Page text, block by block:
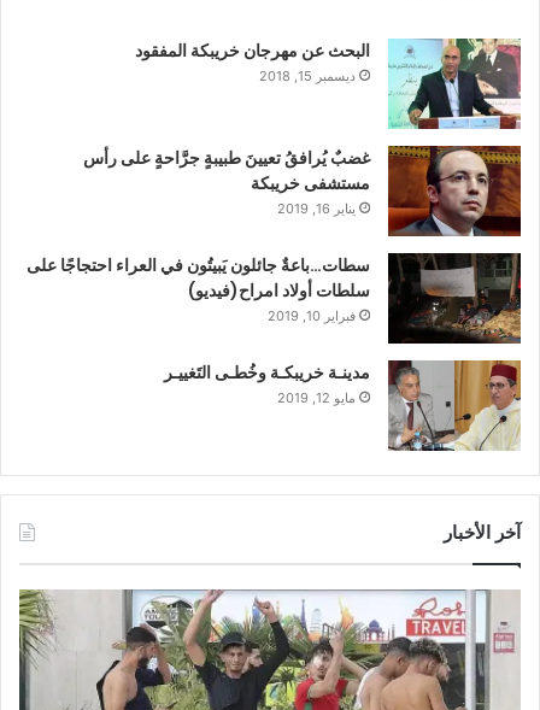
البحث عن مهرجان خريبكة المفقود
ديسمبر 15, 2018
غضبٌ يُرافقُ تعيينَ طبيبةٍ جرَّاحةٍ على رأس
مستشفى خريبكة
يناير 16, 2019
سطات…باعةٌ جائلون يَبيتُون في العراء احتجاجًا على
سلطات أولاد امراح(فيديو)
فبراير 10, 2019
مدينـة خريبكـة وخُطـى التَغييـر
مايو 12, 2019
آخر الأخبار